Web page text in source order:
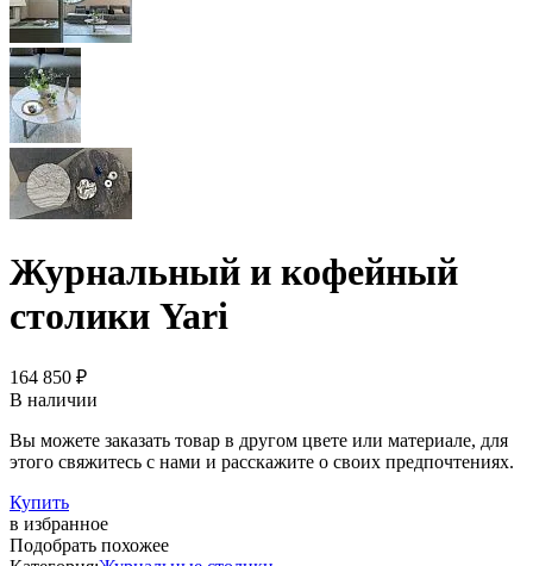
Журнальный и кофейный
столики Yari
164 850 ₽
В наличии
Вы можете заказать товар в другом цвете или материале, для
этого свяжитесь с нами и расскажите о своих предпочтениях.
Купить
в избранное
Подобрать похожее